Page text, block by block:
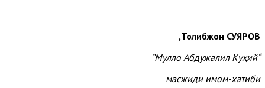
Толибжон СУЯРОВ,
“Мулло Абдужалил Куҳий”
масжиди имом-хатиби